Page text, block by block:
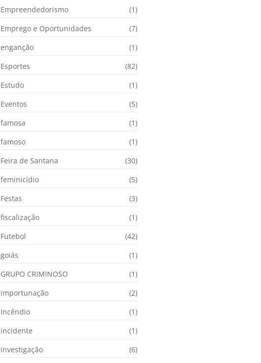
Empreendedorismo
(1)
Emprego e Oportunidades
(7)
enganção
(1)
Esportes
(82)
Estudo
(1)
Eventos
(5)
famosa
(1)
famoso
(1)
Feira de Santana
(30)
feminicídio
(5)
Festas
(3)
fiscalização
(1)
Futebol
(42)
goiás
(1)
GRUPO CRIMINOSO
(1)
importunação
(2)
Incêndio
(1)
incidente
(1)
investigação
(6)